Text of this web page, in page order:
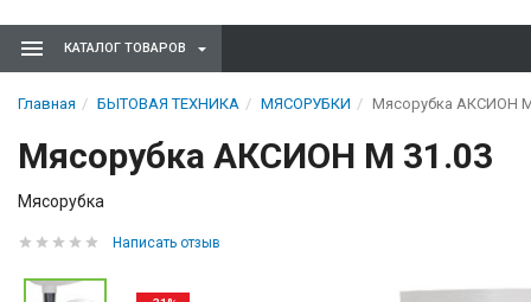
КАТАЛОГ ТОВАРОВ
Главная БЫТОВАЯ ТЕХНИКА МЯСОРУБКИ Мясорубка АКСИОН
Мясорубка АКСИОН М 31.03
Мясорубка
Написать отзыв